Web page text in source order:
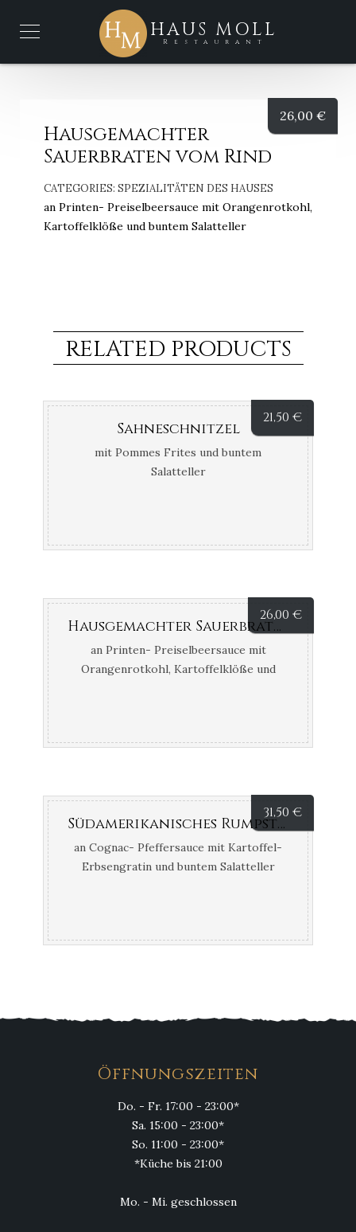
HAUS MOLL
Restaurant
Hausgemachter
Sauerbraten vom Rind
CATEGORIES: SPEZIALITÄTEN DES HAUSES
an Printen- Preiselbeersauce mit Orangenrotkohl,
Kartoffelklöße und buntem Salatteller
26,00 €
RELATED PRODUCTS
21,50 €
Sahneschnitzel
mit Pommes Frites und buntem
Salatteller
26,00 €
Hausgemachter Sauerbraten vom Rind
an Printen- Preiselbeersauce mit
Orangenrotkohl, Kartoffelklöße und
31,50 €
Südamerikanisches Rumpsteak
an Cognac- Pfeffersauce mit Kartoffel-
Erbsengratin und buntem Salatteller
Öffnungszeiten
Do. - Fr. 17:00 - 23:00*
Sa. 15:00 - 23:00*
So. 11:00 - 23:00*
*Küche bis 21:00
Mo. - Mi. geschlossen